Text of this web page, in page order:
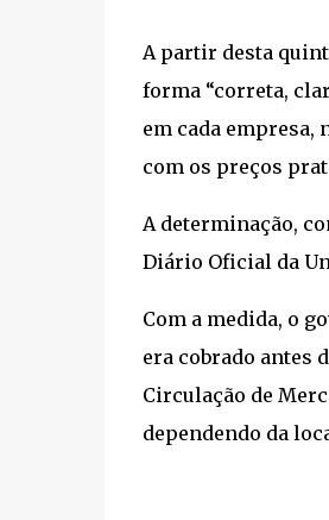
A partir desta
forma “correta,
em cada empresa,
com os preços
A determinação,
Diário Oficial da
Com a medida, o
era cobrado antes
Circulação de
dependendo da